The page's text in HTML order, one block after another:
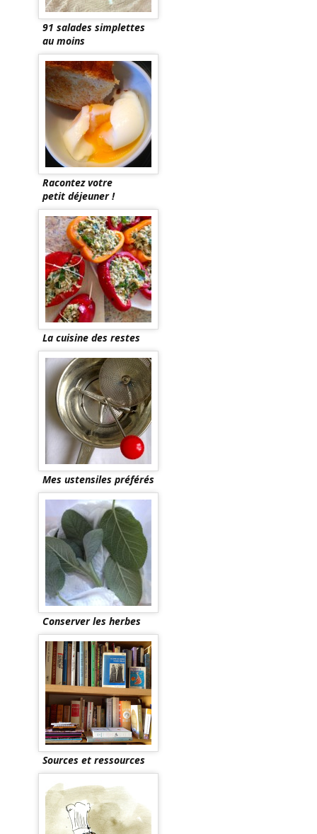
91 salades simplettes
au moins
Racontez votre
petit déjeuner !
La cuisine des restes
Mes ustensiles préférés
Conserver les herbes
Sources et ressources